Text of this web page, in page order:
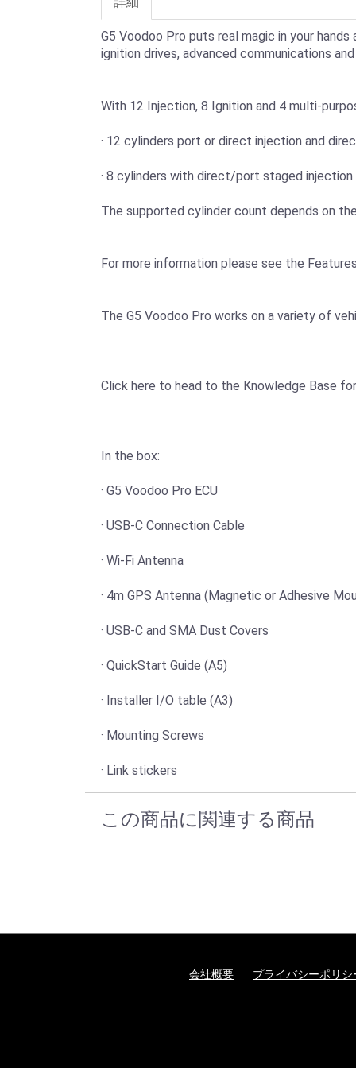
G5 Voodoo Pro puts real magic in your
ignition drives, advanced communications
With 12 Injection, 8 Ignition and 4 multi-
· 12 cylinders port or direct injection and
· 8 cylinders with direct/port staged injection
The supported cylinder count depends on
For more information please see the
The G5 Voodoo Pro works on a variety of
Click here to head to the Knowledge Base
In the box:
· G5 Voodoo Pro ECU
· USB-C Connection Cable
· Wi-Fi Antenna
· 4m GPS Antenna (Magnetic or Adhesive
· USB-C and SMA Dust Covers
· QuickStart Guide (A5)
· Installer I/O table (A3)
· Mounting Screws
· Link stickers
この商品に関連する商品
会社概要 プライバシーポリシ